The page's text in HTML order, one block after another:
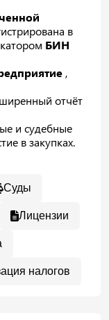
в
БИН
,
отчёт
и судебные
в закупках.
Суды
Лицензии
налогов